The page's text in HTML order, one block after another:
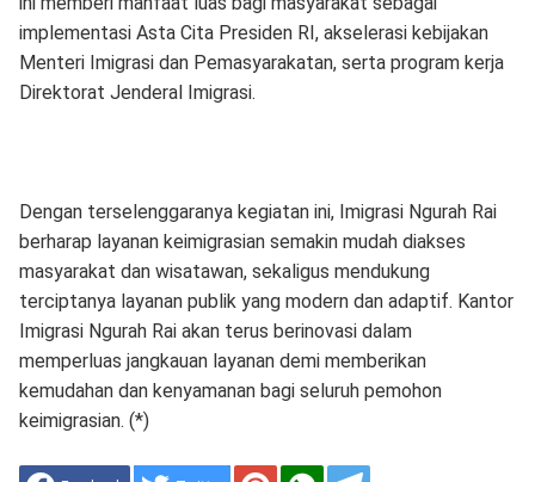
implementasi Asta Cita Presiden RI, akselerasi kebijakan
Menteri Imigrasi dan Pemasyarakatan, serta program kerja
Direktorat Jenderal Imigrasi.
Dengan terselenggaranya kegiatan ini, Imigrasi Ngurah Rai
berharap layanan keimigrasian semakin mudah diakses
masyarakat dan wisatawan, sekaligus mendukung
terciptanya layanan publik yang modern dan adaptif. Kantor
Imigrasi Ngurah Rai akan terus berinovasi dalam
memperluas jangkauan layanan demi memberikan
kemudahan dan kenyamanan bagi seluruh pemohon
keimigrasian. (*)